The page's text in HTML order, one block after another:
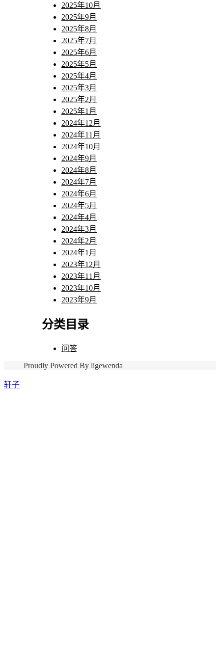
2025年10月
2025年9月
2025年8月
2025年7月
2025年6月
2025年5月
2025年4月
2025年3月
2025年2月
2025年1月
2024年12月
2024年11月
2024年10月
2024年9月
2024年8月
2024年7月
2024年6月
2024年5月
2024年4月
2024年3月
2024年2月
2024年1月
2023年12月
2023年11月
2023年10月
2023年9月
分类目录
问答
Proudly Powered By ligewenda
轩子